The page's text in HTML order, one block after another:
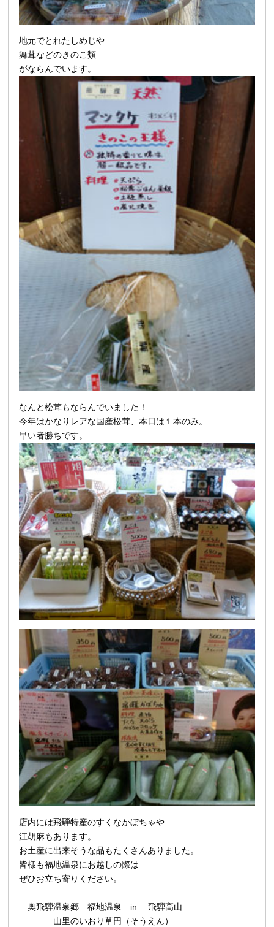
地元でとれた しめじや
舞茸などのきのこ類
がならんでいます。
なんと松茸もならんでいました！
今年はかなりレアな国産松茸、本日は１本のみ。
早い者勝ちです。
店内には飛騨特産のすくなかぼちゃや
江胡麻もあります。
お土産に出来そうな品もたくさんありました。
皆様も福地温泉にお越しの際は
ぜひお立ち寄りください。
奥飛騨温泉郷 福地温泉 in 飛騨高山
山里のいおり草円（そうえん）